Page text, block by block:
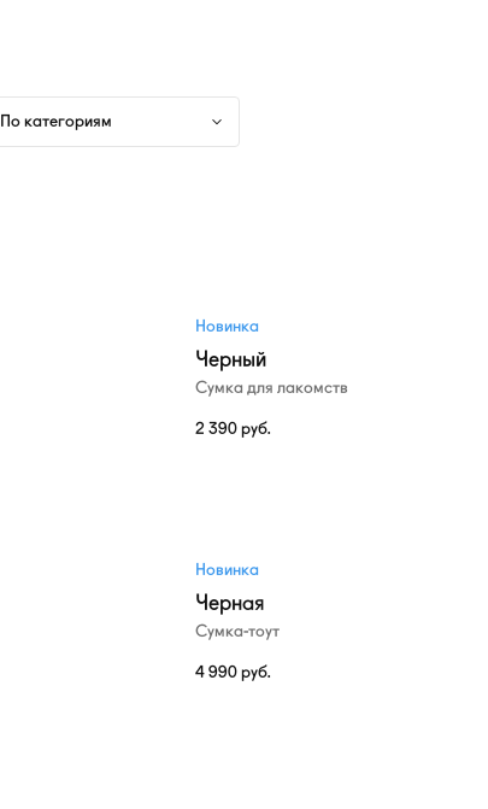
По категориям
Новинка
Черный
Сумка для лакомств
2 390руб.
Новинка
Черная
Сумка-тоут
4 990руб.